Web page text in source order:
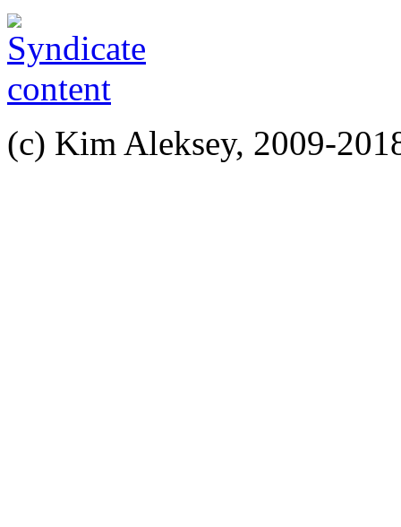
(c) Kim Aleksey, 2009-